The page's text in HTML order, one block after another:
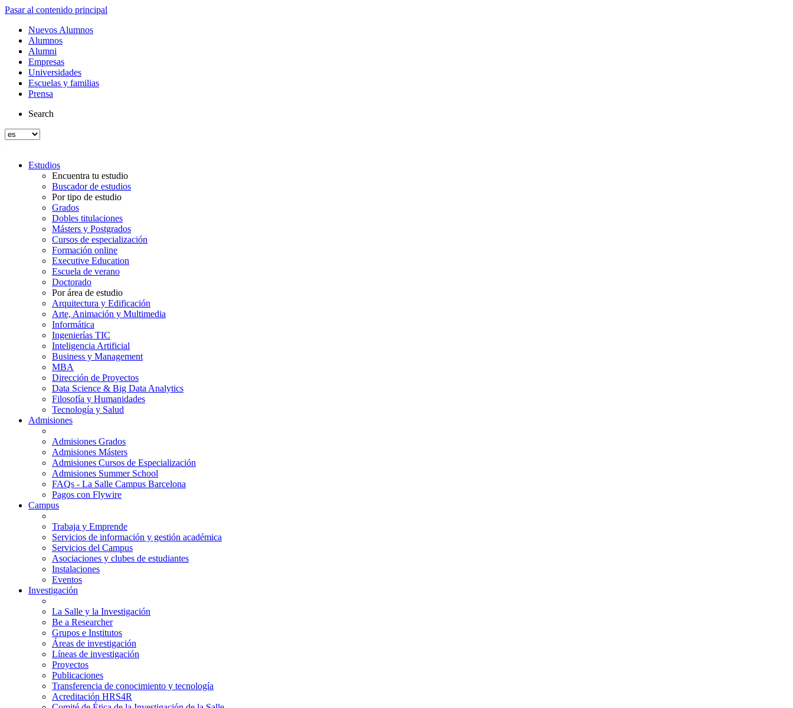
Pasar al contenido principal
Nuevos Alumnos
Alumnos
Alumni
Empresas
Universidades
Escuelas y familias
Prensa
Search
Estudios
Encuentra tu estudio
Buscador de estudios
Por tipo de estudio
Grados
Dobles titulaciones
Másters y Postgrados
Cursos de especialización
Formación online
Executive Education
Escuela de verano
Doctorado
Por área de estudio
Arquitectura y Edificación
Arte, Animación y Multimedia
Informática
Ingenierías TIC
Inteligencia Artificial
Business y Management
MBA
Dirección de Proyectos
Data Science & Big Data Analytics
Filosofía y Humanidades
Tecnología y Salud
Admisiones
Admisiones Grados
Admisiones Másters
Admisiones Cursos de Especialización
Admisiones Summer School
FAQs - La Salle Campus Barcelona
Pagos con Flywire
Campus
Trabaja y Emprende
Servicios de información y gestión académica
Servicios del Campus
Asociaciones y clubes de estudiantes
Instalaciones
Eventos
Investigación
La Salle y la Investigación
Be a Researcher
Grupos e Institutos
Áreas de investigación
Líneas de investigación
Proyectos
Publicaciones
Transferencia de conocimiento y tecnología
Acreditación HRS4R